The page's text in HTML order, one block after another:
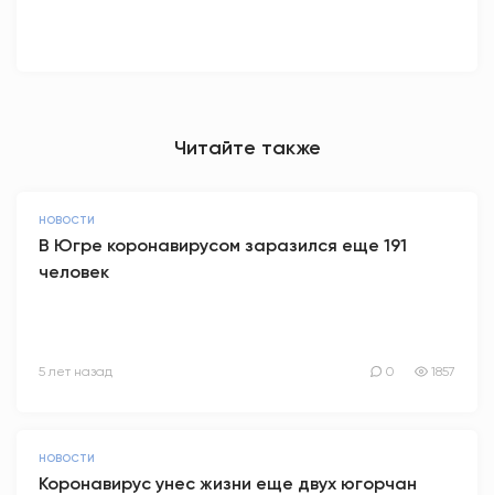
Читайте также
НОВОСТИ
В Югре коронавирусом заразился еще 191
человек
5 лет назад 0 1857
НОВОСТИ
Коронавирус унес жизни еще двух югорчан